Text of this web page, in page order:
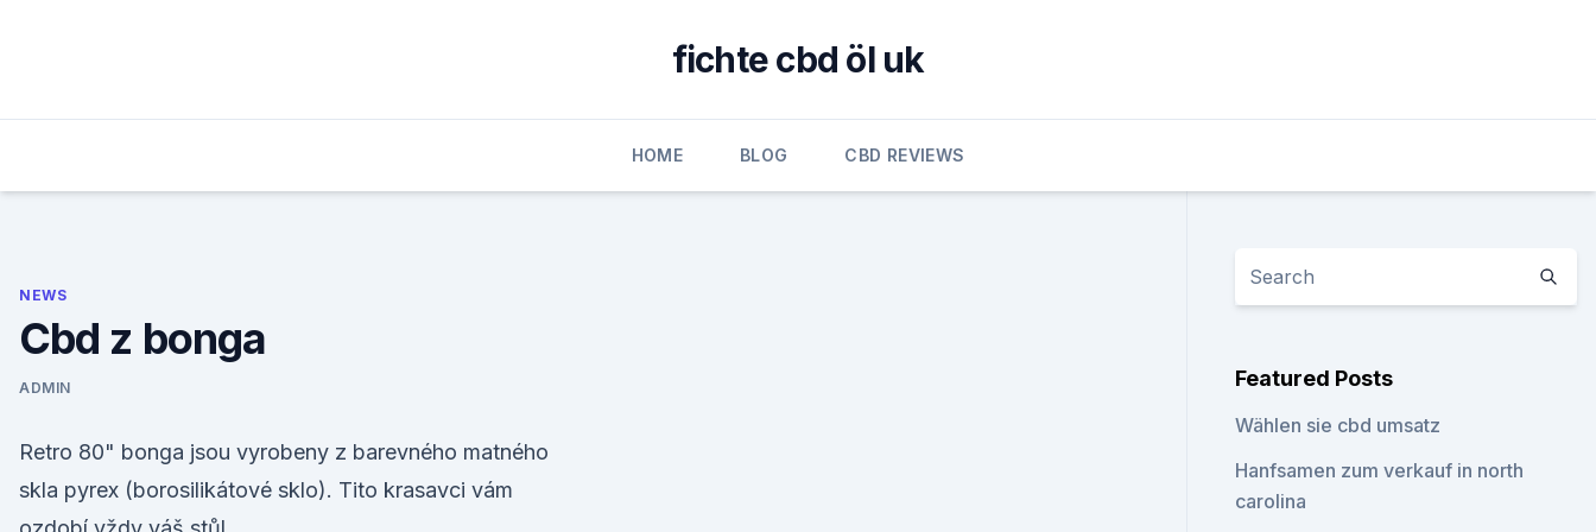
fichte cbd öl uk
HOME BLOG CBD REVIEWS
NEWS
Cbd z bonga
ADMIN
Retro 80" bonga jsou vyrobeny z barevného matného
skla pyrex (borosilikátové sklo). Tito krasavci vám
Featured Posts
Wählen sie cbd umsatz
Hanfsamen zum verkauf in north
carolina